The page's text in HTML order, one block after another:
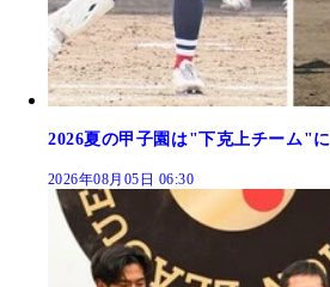
2026夏の甲子園は"下克上チーム"に
2026年08月05日 06:30